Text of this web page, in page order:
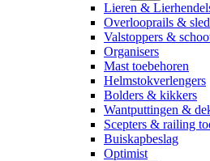
Lieren &
Overlooprails &
Valstoppers &
Organisers
Mast toebehoren
Helmstokverlengers
Bolders & kikkers
Wantputtingen &
Scepters & railing
Buiskapbeslag
Optimist